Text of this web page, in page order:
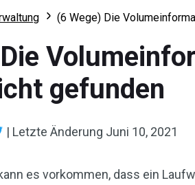
(6 Wege) Die
gefunden
| Letzte Änderung Juni 10, 2021
es vorkommen, dass ein